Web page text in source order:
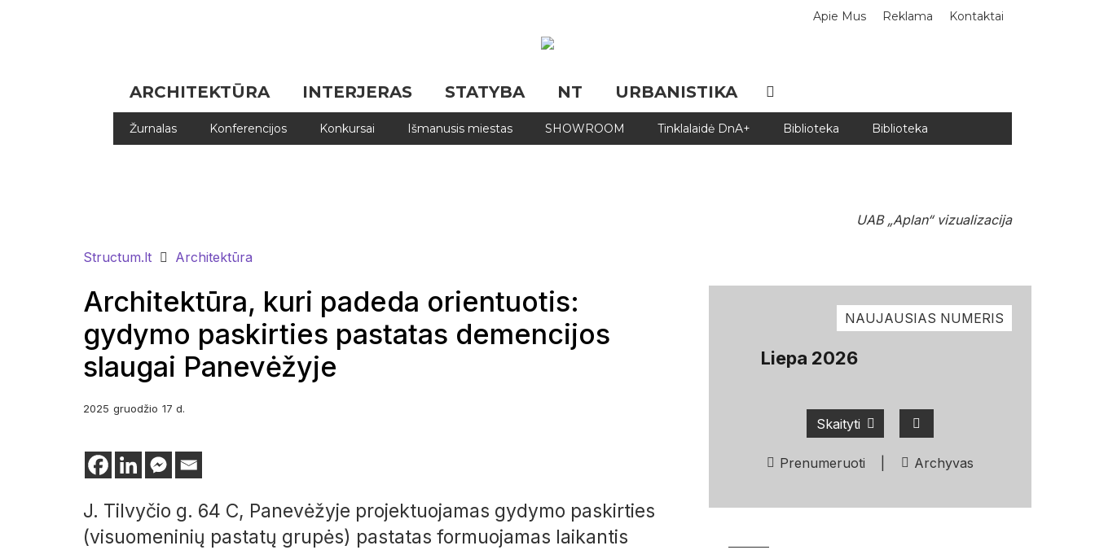
Apie Mus Reklama Kontaktai
ARCHITEKTŪRA INTERJERAS STATYBA NT URBANISTIKA
Žurnalas Konferencijos Konkursai Išmanusis miestas SHOWROOM Tinklalaidė DnA+ Biblioteka Biblioteka
UAB „Aplan“ vizualizacija
Structum.lt Architektūra
Architektūra, kuri padeda orientuotis:
gydymo paskirties pastatas demencijos
slaugai Panevėžyje
2025 gruodžio 17 d.
J. Tilvyčio g. 64 C, Panevėžyje projektuojamas gydymo paskirties
(visuomeninių pastatų grupės) pastatas formuojamas laikantis
NAUJAUSIAS NUMERIS
Liepa 2026
Skaityti
Prenumeruoti Archyvas